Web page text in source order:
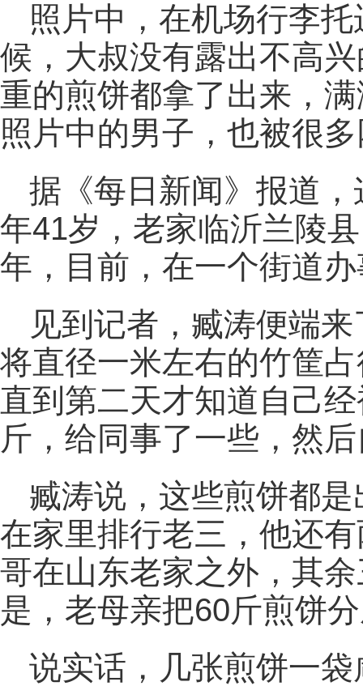
照片中，在机场行李托
候，大叔没有露出不高
重的煎饼都拿了出来，
照片中的男子，也被很
据《每日新闻》报道，
年41岁，老家临沂兰陵
年，目前，在一个街道
见到记者，臧涛便端
将直径一米左右的竹筐
直到第二天才知道自己
斤，给同事了一些，然
臧涛说，这些煎饼都
在家里排行老三，他还
哥在山东老家之外，其
是，老母亲把60斤煎饼
说实话，几张煎饼一